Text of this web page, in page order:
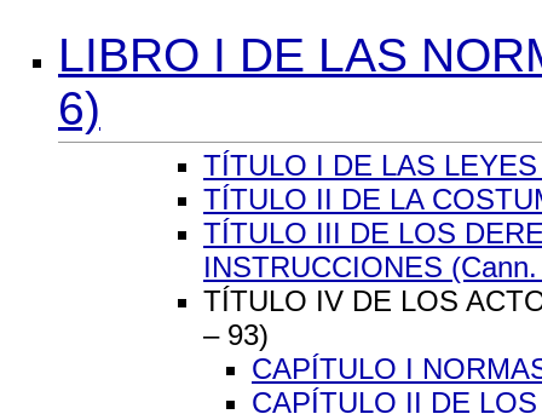
LIBRO I DE LAS
6)
TÍTULO I DE LAS
TÍTULO II DE LA
TÍTULO III DE LOS
INSTRUCCIONES
TÍTULO IV DE LOS
– 93)
CAPÍTULO I
CAPÍTULO II DE